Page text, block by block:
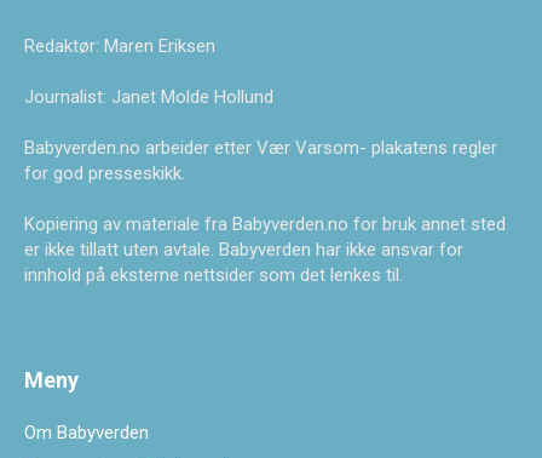
Redaktør: Maren Eriksen
Journalist: Janet Molde Hollund
Babyverden.no arbeider etter Vær Varsom- plakatens regler
for god presseskikk.
Kopiering av materiale fra Babyverden.no for bruk annet sted
er ikke tillatt uten avtale. Babyverden har ikke ansvar for
innhold på eksterne nettsider som det lenkes til.
Meny
Om Babyverden